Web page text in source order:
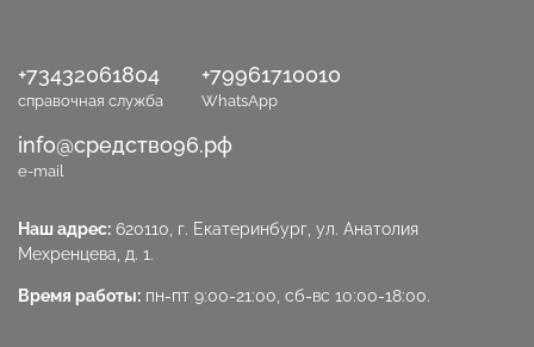
+73432061804
справочная служба
+79961710010
WhatsApp
info@средство96.рф
e-mail
Наш адрес: 620110, г. Екатеринбург, ул. Анатолия
Мехренцева, д. 1.
Время работы: пн-пт 9:00-21:00, сб-вс 10:00-18:00.